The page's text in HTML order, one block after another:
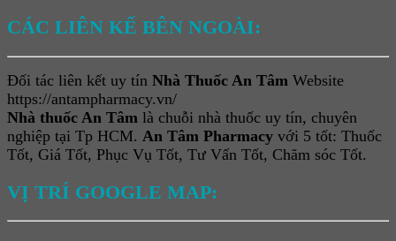
CÁC LIÊN KẾ BÊN NGOÀI:
Đối tác liên kết uy tín Nhà Thuốc An Tâm Website
https://antampharmacy.vn/
Nhà thuốc An Tâm là chuỗi nhà thuốc uy tín, chuyên
nghiệp tại Tp HCM. An Tâm Pharmacy với 5 tốt: Thuốc
Tốt, Giá Tốt, Phục Vụ Tốt, Tư Vấn Tốt, Chăm sóc Tốt.
VỊ TRÍ GOOGLE MAP: